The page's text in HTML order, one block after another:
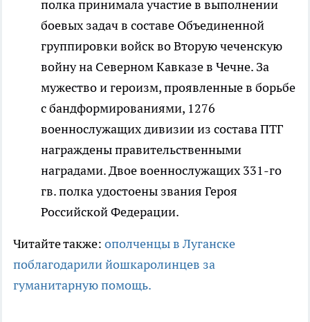
полка принимала участие в выполнении
боевых задач в составе Объединенной
группировки войск во Вторую чеченскую
войну на Северном Кавказе в Чечне. За
мужество и героизм, проявленные в борьбе
с бандформированиями, 1276
военнослужащих дивизии из состава ПТГ
награждены правительственными
наградами. Двое военнослужащих 331-го
гв. полка удостоены звания Героя
Российской Федерации.
Читайте также: ополченцы в Луганске
поблагодарили йошкаролинцев за
гуманитарную помощь.